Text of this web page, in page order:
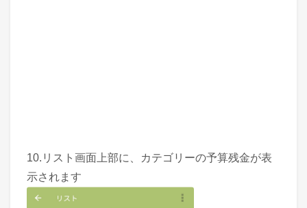
10.リスト画面上部に、カテゴリーの予算残金が表
示されます